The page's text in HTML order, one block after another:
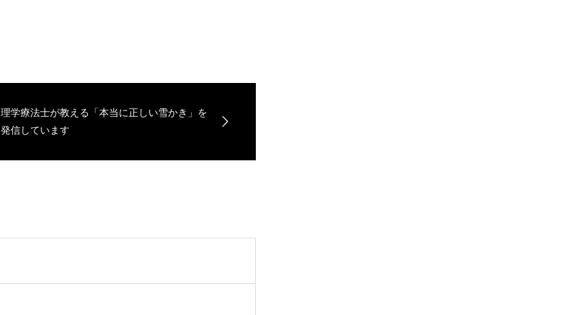
理学療法士が教える「本当に正しい雪かき」を
発信しています